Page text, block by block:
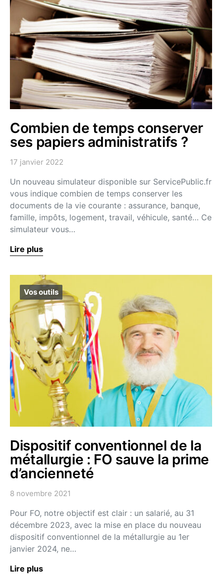
Combien de temps conserver
ses papiers administratifs ?
17 janvier 2022
Un nouveau simulateur disponible sur ServicePublic.fr
vous indique combien de temps conserver les
documents de la vie courante : assurance, banque,
famille, impôts, logement, travail, véhicule, santé… Ce
simulateur vous…
Lire plus
Vos outils
Dispositif conventionnel de la
métallurgie : FO sauve la prime
d’ancienneté
8 novembre 2021
Pour FO, notre objectif est clair : un salarié, au 31
décembre 2023, avec la mise en place du nouveau
dispositif conventionnel de la métallurgie au 1er
janvier 2024, ne…
Lire plus